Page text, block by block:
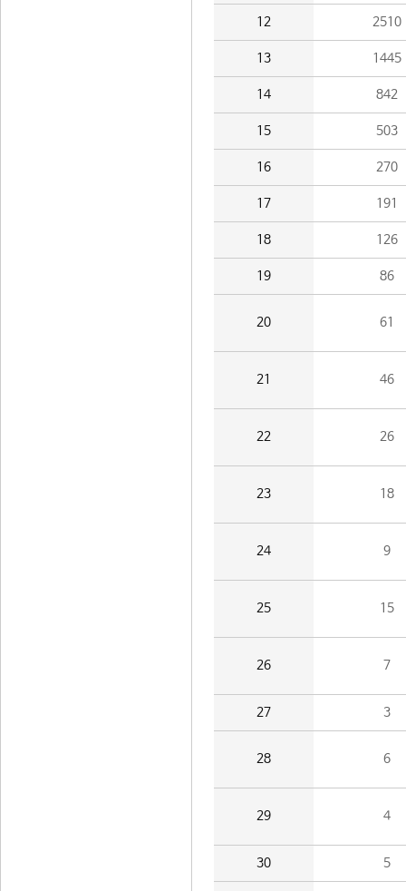
12 2510
13 1445
14 842
15 503
16 270
17 191
18 126
19 86
20 61
21 46
22 26
23 18
24 9
25 15
26 7
27 3
28 6
29 4
30 5